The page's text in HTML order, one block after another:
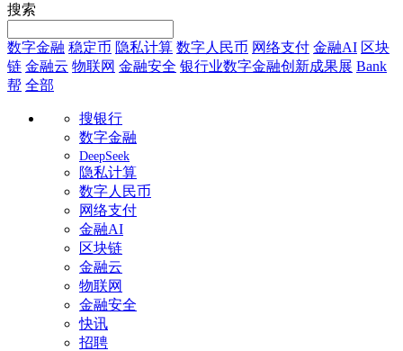
搜索
数字金融 稳定币 隐私计算 数字人民币 网络支付 金融AI 区块
链 金融云 物联网 金融安全 银行业数字金融创新成果展 Bank
帮 全部
搜银行
数字金融
DeepSeek
隐私计算
数字人民币
网络支付
金融AI
区块链
金融云
物联网
金融安全
快讯
招聘